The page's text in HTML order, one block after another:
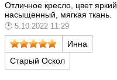
Отличное кресло, цвет яркий,
насыщенный, мягкая ткань.
5.10.2022 11:29
Инна
Старый Оскол